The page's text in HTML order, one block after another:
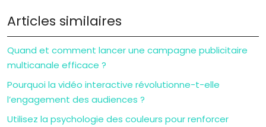
Articles similaires
Quand et comment lancer une campagne publicitaire
multicanale efficace ?
Pourquoi la vidéo interactive révolutionne-t-elle
l’engagement des audiences ?
Utilisez la psychologie des couleurs pour renforcer